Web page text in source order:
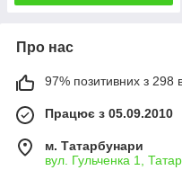
Про нас
97% позитивних з 298
Працює з 05.09.2010
м. Татарбунари
вул. Гульченка 1,